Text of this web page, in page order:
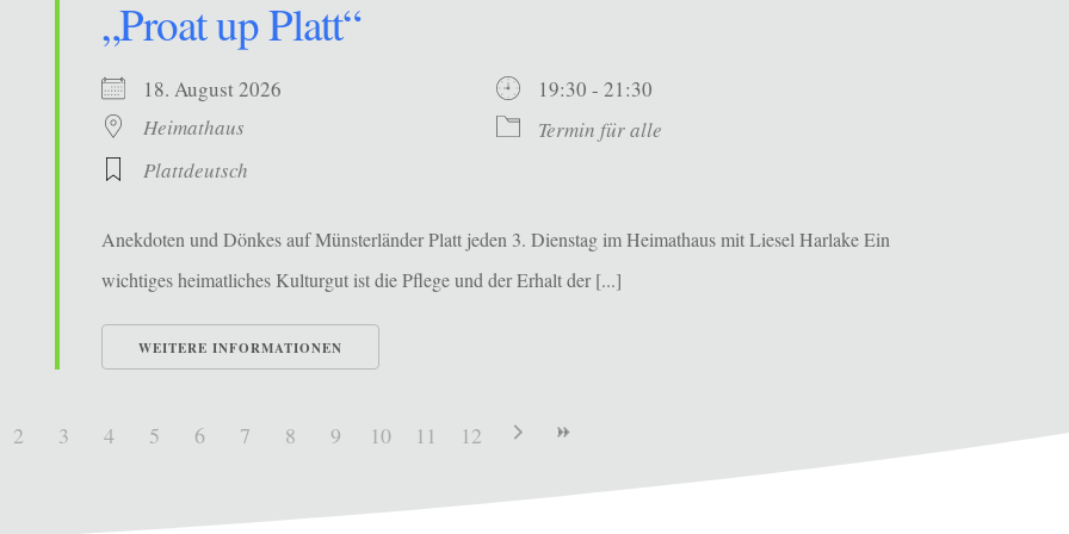
„Proat up Platt“
18. August 2026
19:30 - 21:30
Heimathaus
Termin für alle
Plattdeutsch
Anekdoten und Dönkes auf Münsterländer Platt jeden 3. Dienstag im Heimathaus mit Liesel Harlake Ein
wichtiges heimatliches Kulturgut ist die Pflege und der Erhalt der [...]
WEITERE INFORMATIONEN
2 3 4 5 6 7 8 9 10 11 12